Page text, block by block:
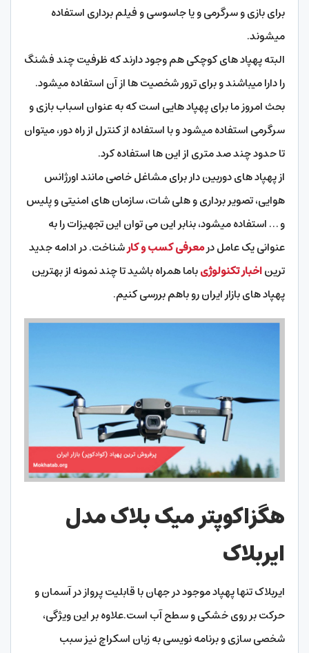
برای بازی و سرگرمی و یا جاسوسی و فیلم برداری استفاده
میشوند.
البته پهپاد های کوچکی هم وجود دارند که ظرفیت چند فشنگ
را دارا میباشند و برای ترور شخصیت ها از آن استفاده میشود.
بحث امروز ما برای پهپاد هایی است که به عنوان اسباب بازی و
سرگرمی استفاده میشود و با استفاده از کنترل از راه دور، میتوان
تا حدود چند صد متری از این ها استفاده کرد.
از پهپاد های دوربین دار برای مشاغل خاصی مانند اورژانس
هوایی، تصویر برداری و هلی شات، سازمان های امنیتی و پلیس
و … استفاده میشود، بنابر این می توان این تجهیزات را به
عنوانی یک عامل درمعرفی کسب و کارشناخت. در ادامه جدید
تریناخبار تکنولوژیباما همراه باشید تا چند نمونه از بهترین
پهپاد های بازار ایران رو باهم بررسی کنیم.
هگزاکوپتر میک بلاک مدل
ایربلاک
ایربلاک تنها پهپاد موجود در جهان با قابلیت پرواز در آسمان و
حرکت بر روی خشکی و سطح آب است.علاوه بر این ویژگی،
شخصی سازی و برنامه نویسی به زبان اسکراچ نیز سبب